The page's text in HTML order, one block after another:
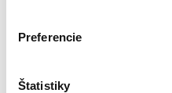
Preferencie
Štatistiky